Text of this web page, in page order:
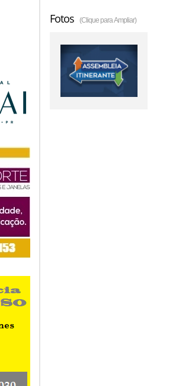
Fotos (Clique para Ampliar)